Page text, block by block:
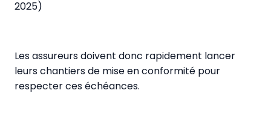
2025)
Les assureurs doivent donc rapidement lancer
leurs chantiers de mise en conformité pour
respecter ces échéances.